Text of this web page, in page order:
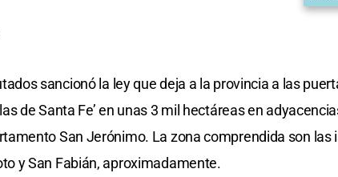
sancionó la ley que deja a la provincia a las
de Santa Fe’ en unas 3 mil hectáreas en
San Jerónimo. La zona comprendida son las
y San Fabián, aproximadamente.